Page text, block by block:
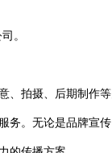
。
、拍摄、后期制作
务。无论是品牌宣